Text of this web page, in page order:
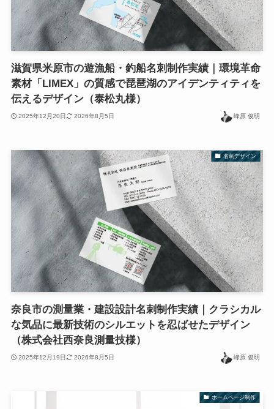
滋賀県米原市の遊漁船・釣船名刺制作実績｜環境革命
素材「LIMEX」の質感で琵琶湖のアイデンティティを
伝えるデザイン（泰松丸様）
2025年12月20日 2026年8月5日 峰原 俊明
名刺デザイン
奈良市の測量業・建設設計名刺制作実績｜クラシカル
な気品に最新技術のシルエットを忍ばせたデザイン
（株式会社西奈良測量技様）
2025年12月19日 2026年8月5日 峰原 俊明
ホームページ制作